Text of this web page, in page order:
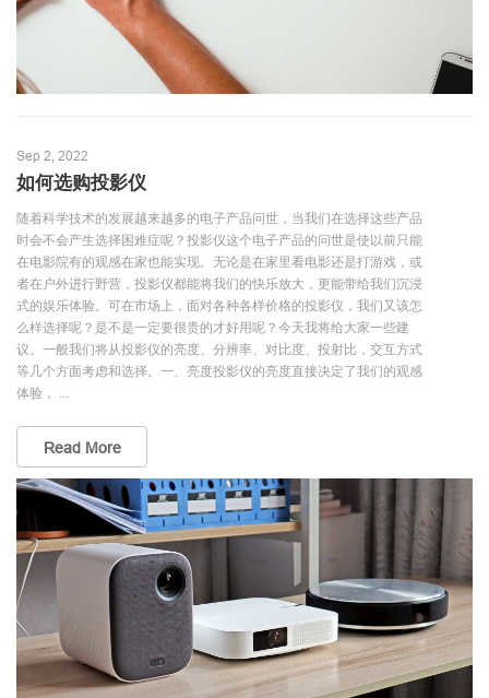
Sep 2, 2022
如何选购投影仪
随着科学技术的发展越来越多的电子产品问世，当我们在选择这些产品
时会不会产生选择困难症呢？投影仪这个电子产品的问世是使以前只能
在电影院有的观感在家也能实现。无论是在家里看电影还是打游戏，或
者在户外进行野营，投影仪都能将我们的快乐放大，更能带给我们沉浸
式的娱乐体验。可在市场上，面对各种各样价格的投影仪，我们又该怎
么样选择呢？是不是一定要很贵的才好用呢？今天我将给大家一些建
议。一般我们将从投影仪的亮度、分辨率、对比度、投射比，交互方式
等几个方面考虑和选择。一、亮度投影仪的亮度直接决定了我们的观感
体验， ...
Read More